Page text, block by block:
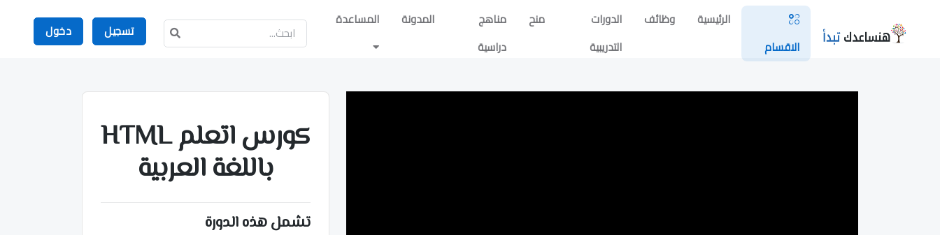
الاقسام
الرئيسية وظائف
الدورات
التدريبية
منح
مناهج
دراسية
المدونة المساعدة
تسجيل دخول
كورس اتعلم HTML
باللغة العربية
تشمل هذه الدورة